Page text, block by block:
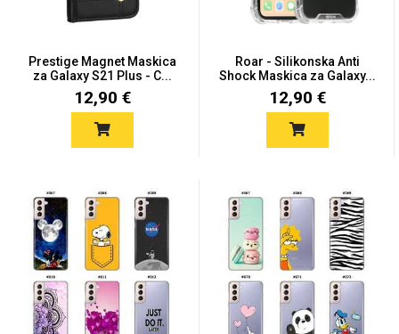
Prestige Magnet Maskica
za Galaxy S21 Plus - C...
12,90 €
Roar - Silikonska Anti
Shock Maskica za Galaxy...
12,90 €